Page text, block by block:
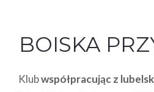
BOISKA
Klubwspółpracując z